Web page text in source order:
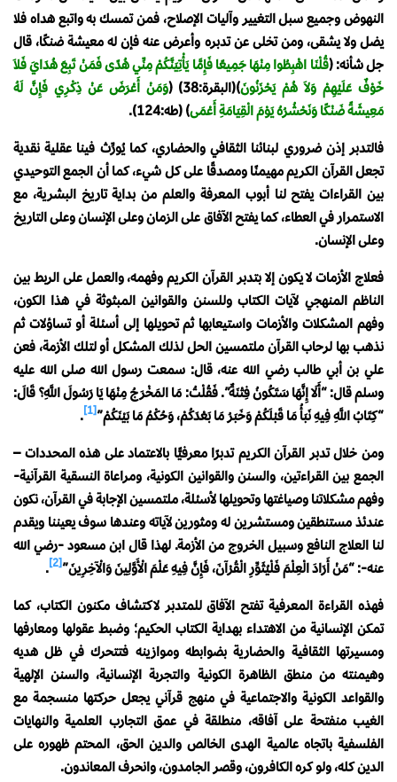
النهوض وجميع سبل التغيير وآليات الإصلاح، فمن تمسك به واتبع هداه فلا
يضل ولا يشقى، ومن تخلى عن تدبره وأعرض عنه فإن له معيشة ضنكًا، قال
جل شأنه: ﴿قُلْنَا اهْبِطُوا مِنْهَا جَمِيعًا فَإِمَّا يَأْتِيَنَّكُمْ مِنِّي هُدًى فَمَنْ تَبِعَ هُدَايَ فَلاَ
خَوْفٌ عَلَيْهِمْ وَلاَ هُمْ يَحْزَنُونَ﴾(البقرة:38) ﴿
وَمَنْ أَعْرَضَ عَنْ ذِكْرِي فَإِنَّ لَهُ
مَعِيشَةً ضَنْكًا وَنَحْشُرُهُ يَوْمَ الْقِيَامَةِ أَعْمَى﴾ (طه:124).
فالتدبر إذن ضروري لبنائنا الثقافي والحضاري، كما يُورِّث فينا عقلية نقدية
تجعل القرآن الكريم مهيمنًا ومصدقًا على كل شيء، كما أن الجمع التوحيدي
بين القراءات يفتح لنا أبوب المعرفة والعلم من بداية تاريخ البشرية، مع
الاستمرار في العطاء، كما يفتح الآفاق على الزمان وعلى الإنسان وعلى التاريخ
وعلى الإنسان.
فعلاج الأزمات لا يكون إلا بتدبر القرآن الكريم وفهمه، والعمل على الربط بين
الناظم المنهجي لآيات الكتاب وللسنن والقوانين المبثوثة في هذا الكون،
وفهم المشكلات والأزمات واستيعابها ثم تحويلها إلى أسئلة أو تساؤلات ثم
نذهب بها لرحاب القرآن ملتمسين الحل لذلك المشكل أو لتلك الأزمة، فعن
علي بن أبي طالب رضي الله عنه، قال: سمعت رسول الله صلى الله عليه
وسلم قال: “أَلَا إِنَّهَا سَتَكُونُ فِتْنَةٌ”. فَقُلْتُ: مَا المَخْرَجُ مِنْهَا يَا رَسُولَ اللَّهِ؟ قَالَ:
“كِتَابُ اللَّهِ فِيهِ نَبَأُ مَا قَبْلَكُمْ وَخَبَرُ مَا بَعْدَكُمْ، وَحُكْمُ مَا بَيْنَكُمْ”[1]
.
ومن خلال تدبر القرآن الكريم تدبرًا معرفيًّا بالاعتماد على هذه المحددات –
الجمع بين القراءتين، والسنن والقوانين الكونية، ومراعاة النسقية القرآنية-
وفهم مشكلاتنا وصياغتها وتحويلها لأسئلة، ملتمسين الإجابة في القرآن، نكون
عندئذ مستنطقين ومستشرين له ومثورين لآياته وعندها سوف يعيننا ويقدم
لنا العلاج النافع وسبيل الخروج من الأزمة. لهذا قال ابن مسعود -رضي الله
عنه-: “مَنْ أَرَادَ الْعِلْمَ فَلْيُثَوِّرِ الْقُرْآنَ، فَإِنَّ فِيهِ عَلْمَ الْأَوَّلِينَ وَالْآخِرِينَ”[2]
.
فهذه القراءة المعرفية تفتح الآفاق للمتدبر لاكتشاف مكنون الكتاب، كما
تمكن الإنسانية من الاهتداء بهداية الكتاب الحكيم؛ وضبط عقولها ومعارفها
ومسيرتها الثقافية والحضارية بضوابطه وموازينه فتتحرك في ظل هديه
وهيمنته من منطق الظاهرة الكونية والتجربة الإنسانية، والسنن الإلهية
والقواعد الكونية والاجتماعية في منهج قرآني يجعل حركتها منسجمة مع
الغيب منفتحة على آفاقه، منطلقة في عمق التجارب العلمية والنهايات
الفلسفية باتجاه عالمية الهدى الخالص والدين الحق، المحتم ظهوره على
الدين كله، ولو كره الكافرون، وقصر الجامدون، وانحرف المعاندون.